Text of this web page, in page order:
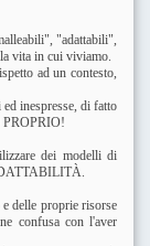
"adattabili",
vita in cui viviamo.
ad un contesto,
inespresse, di fatto
dei modelli di
delle proprie risorse
confusa con l'aver